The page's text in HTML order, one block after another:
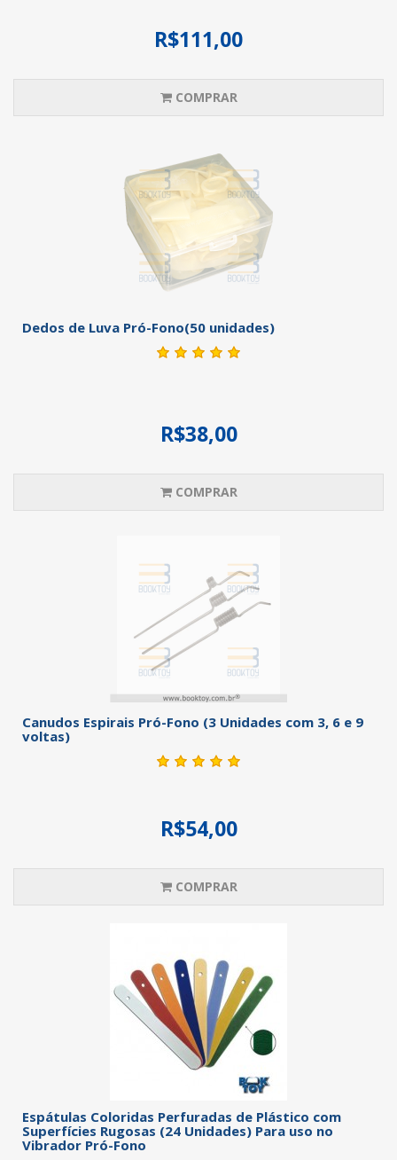
R$111,00
COMPRAR
Dedos de Luva Pró-Fono(50 unidades)
R$38,00
COMPRAR
Canudos Espirais Pró-Fono (3 Unidades com 3, 6 e 9
voltas)
R$54,00
COMPRAR
Espátulas Coloridas Perfuradas de Plástico com
Superfícies Rugosas (24 Unidades) Para uso no
Vibrador Pró-Fono